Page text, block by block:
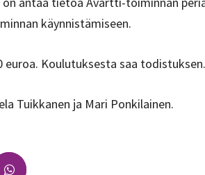
käynnistämiseen.
euroa. Koulutuksesta saa todistuksen.
Tuikkanen ja Mari Ponkilainen.